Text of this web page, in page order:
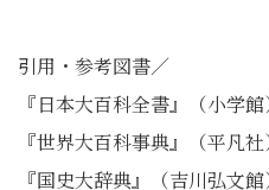
引用・参考図書／
『日本大百科全書』（小学館
『世界大百科事典』（平凡社
『国史大辞典』（吉川弘文館